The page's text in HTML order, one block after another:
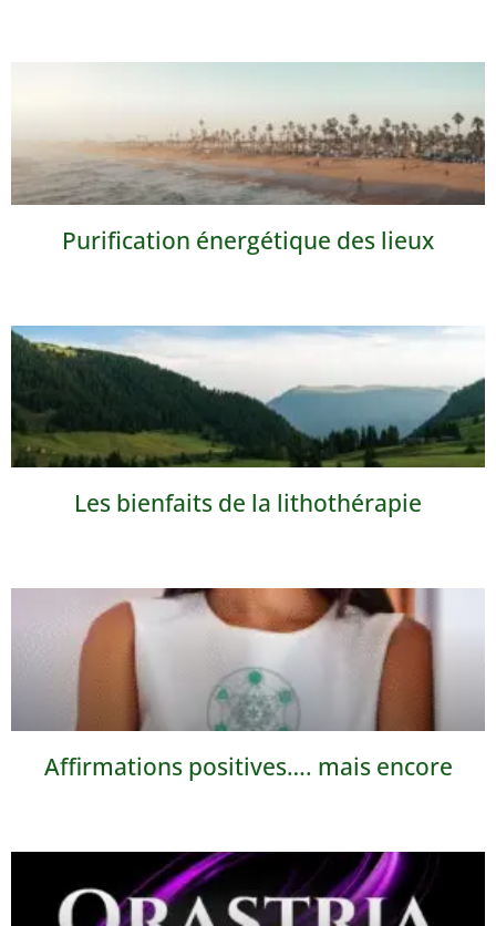
Purification énergétique des lieux
Les bienfaits de la lithothérapie
Affirmations positives…. mais encore